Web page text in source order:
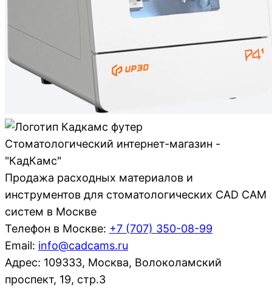
Стоматологический интернет-магазин -
"КадКамс"
Продажа расходных материалов и
инструментов для стоматологических CAD CAM
систем в Москве
Телефон в Москве: +7 (707) 350-08-99
Email: info@cadcams.ru
Адрес: 109333, Москва, Волоколамский
проспект, 19, стр.3